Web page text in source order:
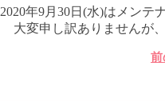
2020年9月30日(水)はメンテ
大変申し訳ありませんが
前